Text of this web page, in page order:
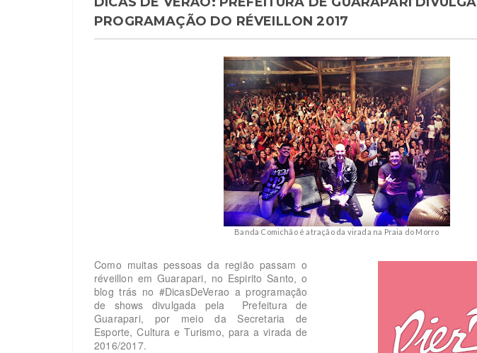
PROGRAMAÇÃO DO RÉVEILLON 2017
Banda Comichão é atração da virada na Praia do Morro
Como muitas pessoas da região passam o
réveillon em Guarapari, no Espirito Santo, o
blog trás no #DicasDeVerao a programação
de shows divulgada pela Prefeitura de
Guarapari, por meio da Secretaria de
Esporte, Cultura e Turismo, para a virada de
2016/2017.